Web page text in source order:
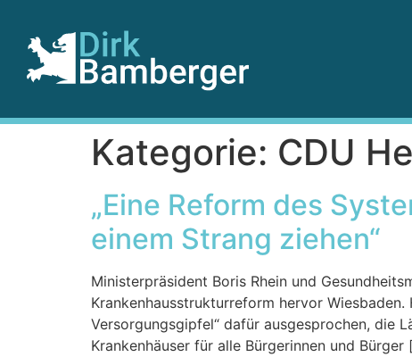
Kategorie: CDU
„Eine Reform des
einem Strang ziehen“
Ministerpräsident Boris Rhein und
Krankenhausstrukturreform hervor
Versorgungsgipfel“ dafür ausgesprochen, die
Krankenhäuser für alle Bürgerinnen und Bürger